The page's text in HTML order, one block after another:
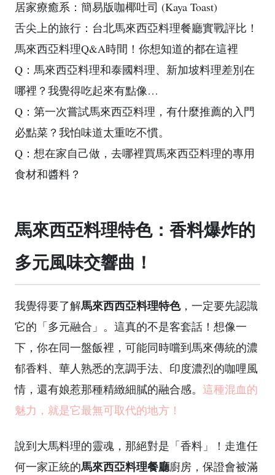
居家療癒系：簡易版咖椰吐司 (Kaya Toast)
舌尖上的旅行：台北馬來西亞料理餐廳實戰評比！
馬來西亞料理Q&A時間！你想知道的都在這裡
Q：馬來西亞料理和泰國料理、新加坡料理差別在
哪裡？我覺得吃起來有點像…
Q：第一次嘗試馬來西亞料理，有什麼推薦的入門
必點菜？我怕味道太重吃不慣。
Q：想在家自己做，去哪裡買馬來西亞料理的專用
食材和醬料？
馬來西亞料理特色：香料爆炸的
多元風味交響曲！
我覺得要了解馬來西西亞料理特色，一定要先認識
它的「多元融合」。這真的不是客套話！想像一
下，你在同一盤飯裡，可能同時嚐到馬來傳統的濃
郁香料、華人熟悉的烹調手法、印度濃烈的咖哩風
情，還有娘惹那種精緻細膩的融合感。 這種混血的
魅力，就是它最無可取代的地方！
說到大馬料理的靈魂，那絕對是「香料」！走進任
何一家正統的馬來西亞料理餐廳廚房，保證會被滿